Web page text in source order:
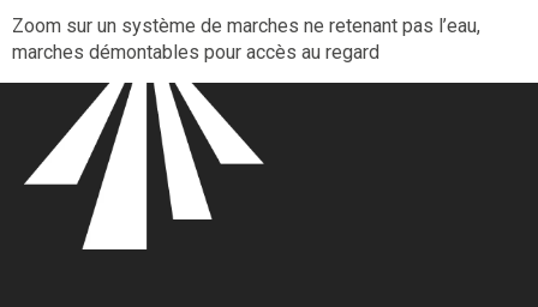
Zoom sur un système de marches ne retenant pas l’eau,
marches démontables pour accès au regard